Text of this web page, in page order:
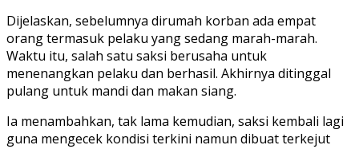
Dijelaskan, sebelumnya dirumah korban ada empat
orang termasuk pelaku yang sedang marah-marah.
Waktu itu, salah satu saksi berusaha untuk
menenangkan pelaku dan berhasil. Akhirnya ditinggal
pulang untuk mandi dan makan siang.
Ia menambahkan, tak lama kemudian, saksi kembali lagi
guna mengecek kondisi terkini namun dibuat terkejut